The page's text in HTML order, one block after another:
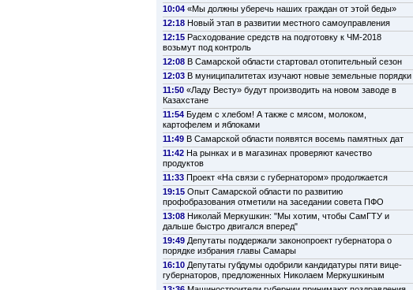
10:04 «Мы должны уберечь наших граждан от этой беды»
12:18 Новый этап в развитии местного самоуправления
12:15 Расходование средств на подготовку к ЧМ-2018
возьмут под контроль
12:08 В Самарской области стартовал отопительный сезон
12:03 В муниципалитетах изучают новые земельные порядки
11:50 «Ладу Весту» будут производить на новом заводе в
Казахстане
11:54 Будем с хлебом! А также с мясом, молоком,
картофелем и яблоками
11:49 В Самарской области появятся восемь памятных дат
11:42 На рынках и в магазинах проверяют качество
продуктов
11:33 Проект «На связи с губернатором» продолжается
19:15 Опыт Самарской области по развитию
профобразования отметили на заседании совета ПФО
13:08 Николай Меркушкин: "Мы хотим, чтобы СамГТУ и
дальше быстро двигался вперед"
19:49 Депутаты поддержали законопроект губернатора о
порядке избрания главы Самары
16:10 Депутаты губдумы одобрили кандидатуры пяти вице-
губернаторов, предложенных Николаем Меркушкиным